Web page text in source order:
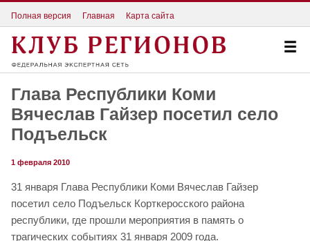
Полная версия Главная Карта сайта
Глава Республики Коми
Вячеслав Гайзер посетил село
Подъельск
1 февраля 2010
31 января Глава Республики Коми Вячеслав Гайзер
посетил село Подъельск Корткеросского района
республики, где прошли мероприятия в память о
трагических событиях 31 января 2009 года.